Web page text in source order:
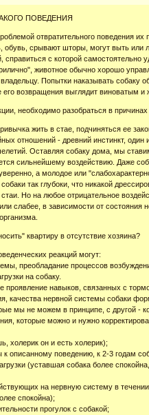
ПОВЕДЕНИЯ
отвратительного поведения их
срывают шторы, могут выть или
с которой самостоятельно
животное обычно хорошо
Попытки наказывать собаку
возвращения выглядит виноватым и
необходимо разобраться в причинах
жить в стае, подчиняться ее
отношений - древний инстинкт,
Оставляя собаку дома, мы
сильнейшему воздействию. Даже
а молодое или
так глубоки, что никакой
Но на любое отрицательное
слабее, в зависимости от состояния
квартиру в отсутствие хозяина?
реакций могут:
преобладание процессов
на собаку.
проявление навыков, связанных с
качества нервной системы собаки
мы не можем в принципе, с другой -
которые можно и нужно
холерик он и есть холерик);
описанному поведению, к 2-3 годам
(уставшая собака более
на нервную систему в
спокойна);
прогулок с собакой;